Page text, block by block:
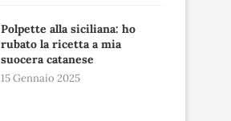
Polpette alla siciliana: ho
rubato la ricetta a mia
suocera catanese
15 Gennaio 2025